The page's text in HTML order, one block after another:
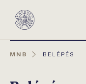
Magyar
MNB
AKTUÁLIS
BELÉPÉS